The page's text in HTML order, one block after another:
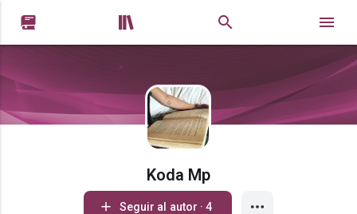
 
Koda Mp
Seguir al autor · 4